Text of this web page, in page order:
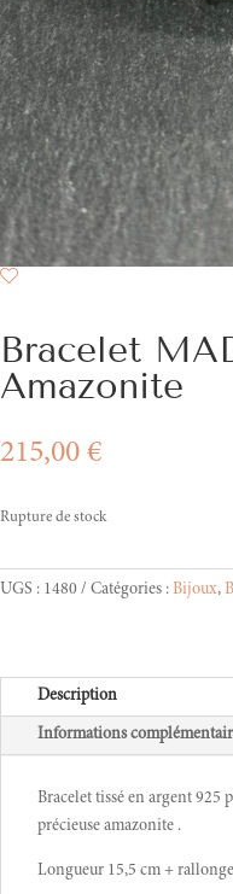
Bracelet
Amazonite
215,00 €
Rupture de stock
UGS : 1480 Catégories : Bijoux,
Description
Informations
Bracelet tissé en argent 925
précieuse amazonite .
Longueur 15,5 cm +